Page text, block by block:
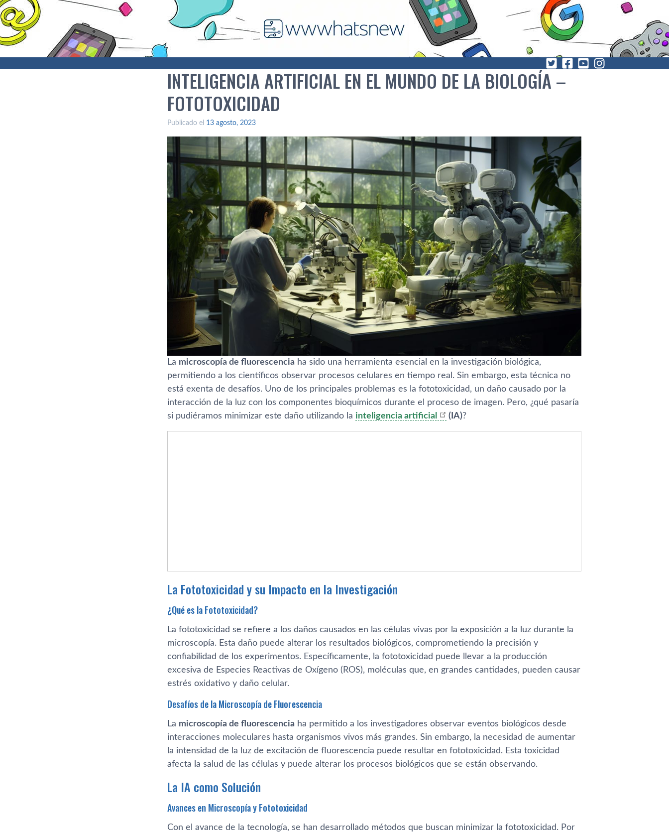
INTELIGENCIA ARTIFICIAL EN EL MUNDO DE LA BIOLOGÍA –
FOTOTOXICIDAD
Publicado el 13 agosto, 2023
La microscopía de fluorescencia ha sido una herramienta esencial en la investigación biológica,
permitiendo a los científicos observar procesos celulares en tiempo real. Sin embargo, esta técnica no
está exenta de desafíos. Uno de los principales problemas es la fototoxicidad, un daño causado por la
interacción de la luz con los componentes bioquímicos durante el proceso de imagen. Pero, ¿qué pasaría
si pudiéramos minimizar este daño utilizando la inteligencia artificial (IA)?
La Fototoxicidad y su Impacto en la Investigación
¿Qué es la Fototoxicidad?
La fototoxicidad se refiere a los daños causados en las células vivas por la exposición a la luz durante la
microscopía. Esta daño puede alterar los resultados biológicos, comprometiendo la precisión y
confiabilidad de los experimentos. Específicamente, la fototoxicidad puede llevar a la producción
excesiva de Especies Reactivas de Oxígeno (ROS), moléculas que, en grandes cantidades, pueden causar
estrés oxidativo y daño celular.
Desafíos de la Microscopía de Fluorescencia
La microscopía de fluorescencia ha permitido a los investigadores observar eventos biológicos desde
interacciones moleculares hasta organismos vivos más grandes. Sin embargo, la necesidad de aumentar
la intensidad de la luz de excitación de fluorescencia puede resultar en fototoxicidad. Esta toxicidad
afecta la salud de las células y puede alterar los procesos biológicos que se están observando.
La IA como Solución
Avances en Microscopía y Fototoxicidad
Con el avance de la tecnología, se han desarrollado métodos que buscan minimizar la fototoxicidad. Por